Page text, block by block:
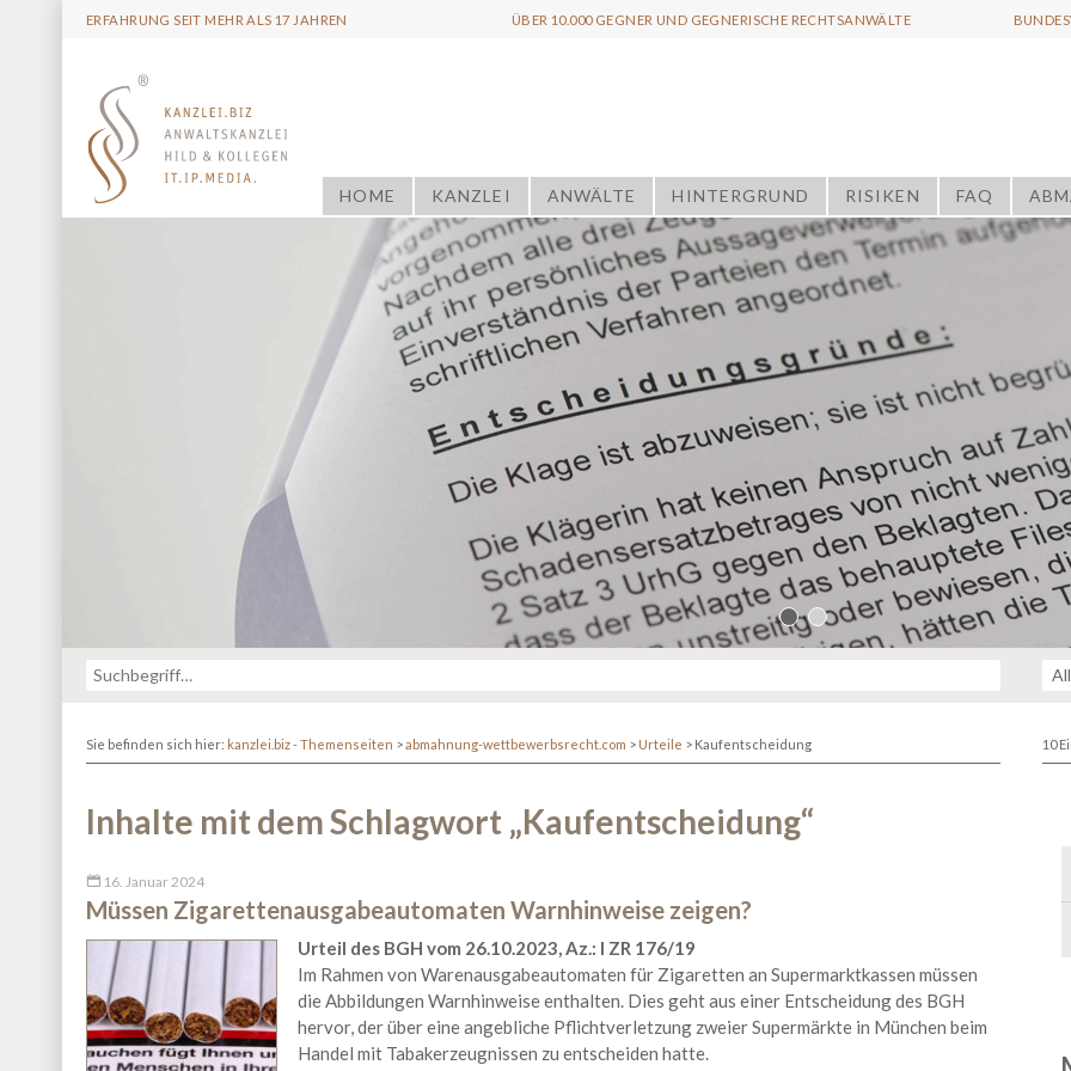
ERFAHRUNG SEIT MEHR ALS 17 JAHREN ÜBER 10.000 GEGNER UND GEGNERISCHE RECHTSANWÄLTE
HOME KANZLEI ANWÄLTE HINTERGRUND RISIKEN FAQ
Sie befinden sich hier: kanzlei.biz - Themenseiten > abmahnung-wettbewerbsrecht.com > Urteile > Kaufentscheidung
Inhalte mit dem Schlagwort „Kaufentscheidung“
16. Januar 2024
Müssen Zigarettenausgabeautomaten Warnhinweise zeigen?
Urteil des BGH vom 26.10.2023, Az.: I ZR 176/19
Im Rahmen von Warenausgabeautomaten für Zigaretten an Supermarktkassen müssen
die Abbildungen Warnhinweise enthalten. Dies geht aus einer Entscheidung des BGH
hervor, der über eine angebliche Pflichtverletzung zweier Supermärkte in München beim
Handel mit Tabakerzeugnissen zu entscheiden hatte.
10